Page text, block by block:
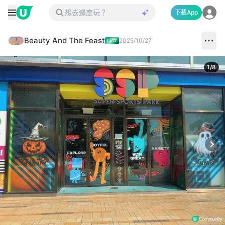
下載App
Beauty And The Feast 2025/10/27
1/8